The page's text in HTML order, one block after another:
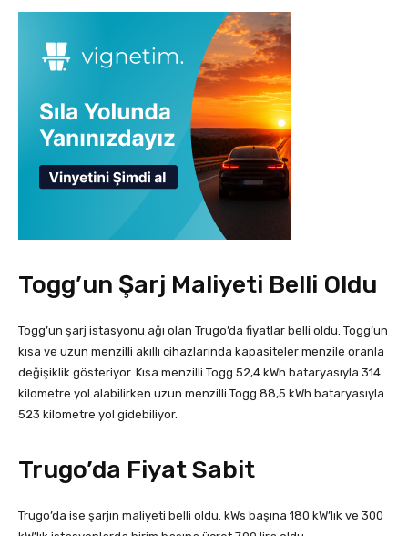
Togg’un Şarj Maliyeti Belli Oldu
Togg’un şarj istasyonu ağı olan Trugo’da fiyatlar belli oldu. Togg’un
kısa ve uzun menzilli akıllı cihazlarında kapasiteler menzile oranla
değişiklik gösteriyor. Kısa menzilli Togg 52,4 kWh bataryasıyla 314
kilometre yol alabilirken uzun menzilli Togg 88,5 kWh bataryasıyla
523 kilometre yol gidebiliyor.
Trugo’da Fiyat Sabit
Trugo’da ise şarjın maliyeti belli oldu. kWs başına 180 kW’lık ve 300